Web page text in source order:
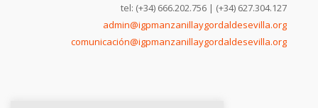
tel: (+34) 666.202.756 | (+34) 627.304.127
admin@igpmanzanillaygordaldesevilla.org
comunicación@igpmanzanillaygordaldesevilla.org